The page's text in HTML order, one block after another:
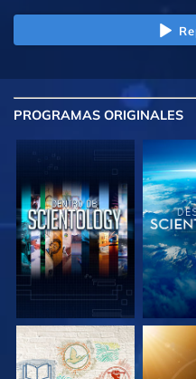
PROGRAMAS ORIGINALES